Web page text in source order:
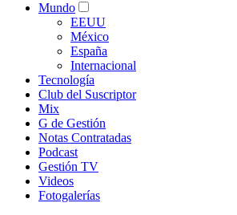
Mundo
EEUU
México
España
Internacional
Tecnología
Club del Suscriptor
Mix
G de Gestión
Notas Contratadas
Podcast
Gestión TV
Videos
Fotogalerías